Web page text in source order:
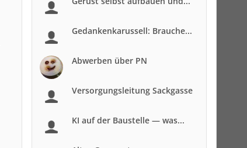
Gedankenkarussell: Brauche...
Abwerben über PN
Versorgungsleitung Sackgasse
KI auf der Baustelle — was...